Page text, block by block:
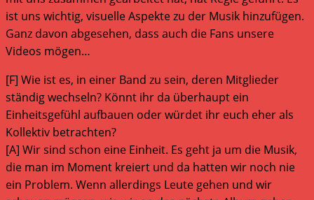
ist uns wichtig, visuelle Aspekte zu der Musik hinzufügen.
Ganz davon abgesehen, dass auch die Fans unsere
Videos mögen…
[F] Wie ist es, in einer Band zu sein, deren Mitglieder
ständig wechseln? Könnt ihr da überhaupt ein
Einheitsgefühl aufbauen oder würdet ihr euch eher als
Kollektiv betrachten?
[A] Wir sind schon eine Einheit. Es geht ja um die Musik,
die man im Moment kreiert und da hatten wir noch nie
ein Problem. Wenn allerdings Leute gehen und wir